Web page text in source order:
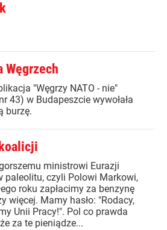
Węgrzech
"Węgrzy NATO - nie"
43) w Budapeszcie wywołała
burzę.
ministrowi Eurazji
paleolitu, czyli Polowi Markowi,
roku zapłacimy za benzynę
więcej. Mamy hasło: "Rodacy,
Unii Pracy!". Pol co prawda
za te pieniądze...